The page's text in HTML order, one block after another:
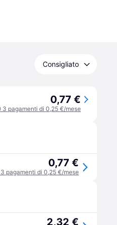
Consigliato
0,77 €
3 pagamenti di 0,25 €/mese
0,77 €
pagamenti di 0,25 €/mese
2,32 €